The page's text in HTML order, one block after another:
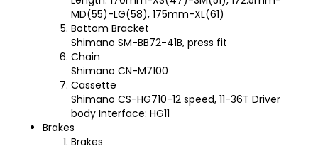
MD(55)-LG(58), 175mm-XL(61)
Bottom Bracket
Shimano SM-BB72-41B, press fit
Chain
Shimano CN-M7100
Cassette
Shimano CS-HG710-12 speed, 11-36T Driver
body Interface: HG11
Brakes
Brakes